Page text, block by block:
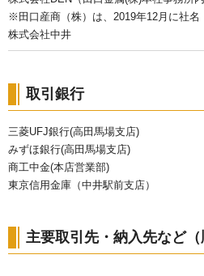
※田口産商（株）は、2019年12月に社名
株式会社中井
取引銀行
三菱UFJ銀行(高田馬場支店)
みずほ銀行(高田馬場支店)
商工中金(本店営業部)
東京信用金庫（中井駅前支店）
主要取引先・納入先など（